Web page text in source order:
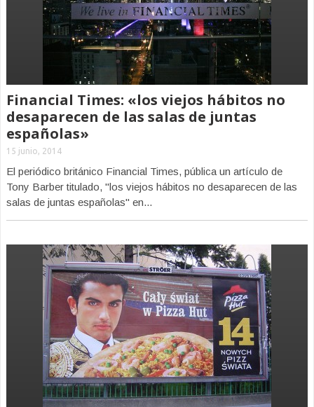
Financial Times: «los viejos hábitos no
desaparecen de las salas de juntas
españolas»
15 junio, 2014
El periódico británico Financial Times, pública un artículo de
Tony Barber titulado, "los viejos hábitos no desaparecen de las
salas de juntas españolas" en...